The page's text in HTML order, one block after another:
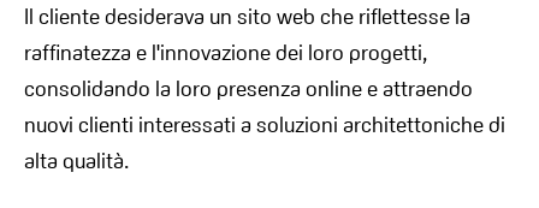
Il cliente desiderava un sito web che riflettesse la
raffinatezza e l'innovazione dei loro progetti,
consolidando la loro presenza online e attraendo
nuovi clienti interessati a soluzioni architettoniche di
alta qualità.